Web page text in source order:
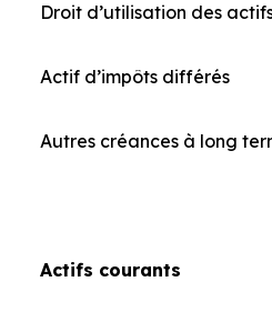
Droit d’utilisation des
Actif d’impôts différés
Autres créances à long
Actifs courants